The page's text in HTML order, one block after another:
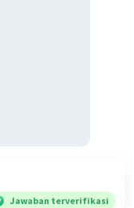
Jawaban terverifikasi